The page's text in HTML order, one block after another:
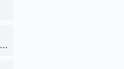
Hakkapeliitta 10 SUV